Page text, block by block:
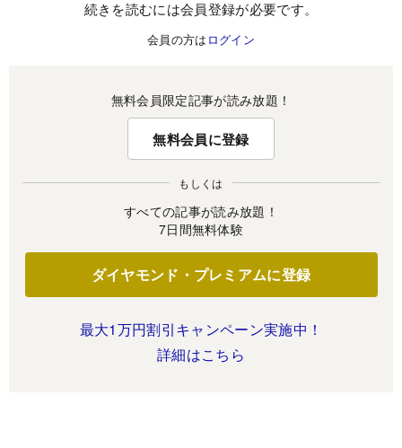
続きを読むには会員登録が必要です。
会員の方は ログイン
無料会員限定記事が読み放題！
無料会員に登録
もしくは
すべての記事が読み放題！
7日間無料体験
ダイヤモンド・プレミアムに登録
最大1万円割引キャンペーン実施中！
詳細はこちら